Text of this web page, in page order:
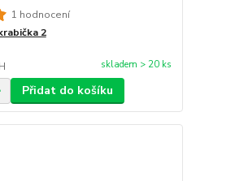
1 hodnocení
2
skladem > 20 ks
Přidat do košíku